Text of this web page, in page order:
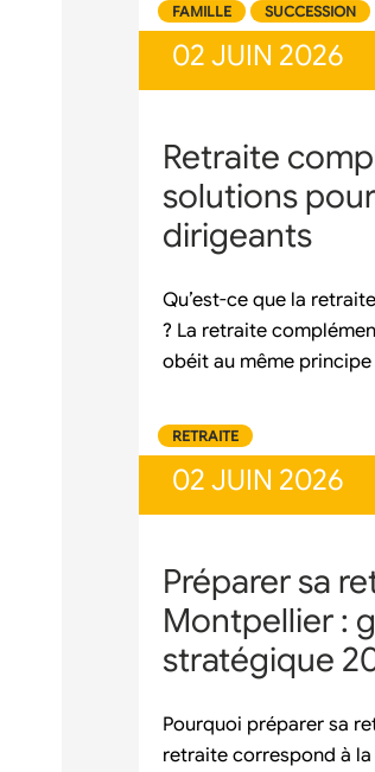
FAMILLE SUCCESSION
02 JUIN 2026
Retraite
solutions
dirigeants
Qu’est-ce que la
? La retraite
obéit au même
RETRAITE
02 JUIN 2026
Préparer sa
Montpellier :
stratégique
Pourquoi préparer sa
retraite correspond à